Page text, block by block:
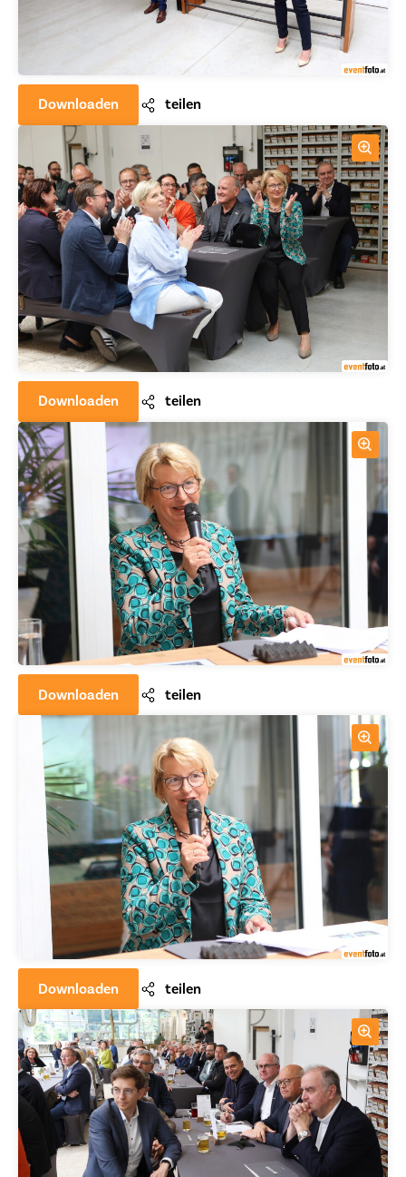
Downloaden teilen
Downloaden teilen
Downloaden teilen
Downloaden teilen